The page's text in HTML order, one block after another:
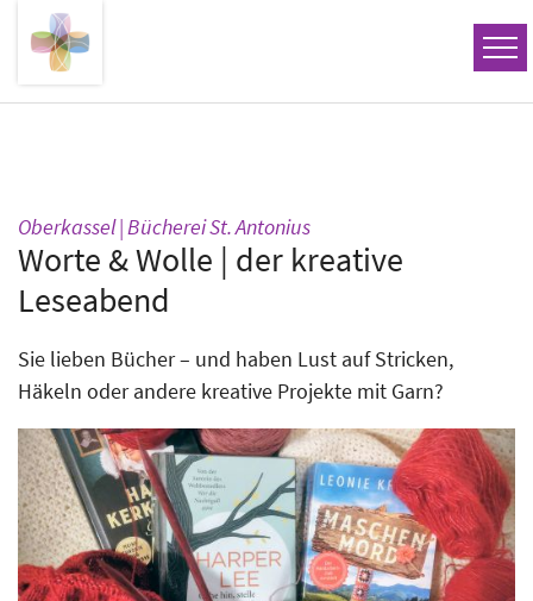
Zum Inhalt springen
Oberkassel | Bücherei St. Antonius:
Worte & Wolle | der kreative
Leseabend
Sie lieben Bücher – und haben Lust auf Stricken,
Häkeln oder andere kreative Projekte mit Garn?